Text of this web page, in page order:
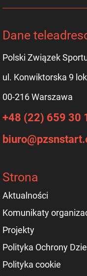
Dane
Polski Związek
ul. Konwiktorska 9
00-216 Warszawa
+48 (22) 659 30
Strona
Aktualności
Komunikaty
Projekty
Polityka Ochrony
Polityka cookie